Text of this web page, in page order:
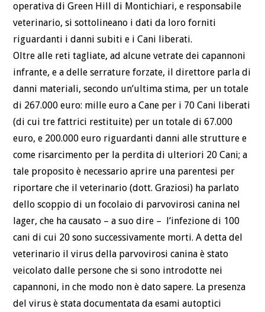
operativa di Green Hill di Montichiari, e responsabile
veterinario, si sottolineano i dati da loro forniti
riguardanti i danni subiti e i Cani liberati.
Oltre alle reti tagliate, ad alcune vetrate dei capannoni
infrante, e a delle serrature forzate, il direttore parla di
danni materiali, secondo un’ultima stima, per un totale
di 267.000 euro: mille euro a Cane per i 70 Cani liberati
(di cui tre fattrici restituite) per un totale di 67.000
euro, e 200.000 euro riguardanti danni alle strutture e
come risarcimento per la perdita di ulteriori 20 Cani; a
tale proposito è necessario aprire una parentesi per
riportare che il veterinario (dott. Graziosi) ha parlato
dello scoppio di un focolaio di parvovirosi canina nel
lager, che ha causato – a suo dire – l’infezione di 100
cani di cui 20 sono successivamente morti. A detta del
veterinario il virus della parvovirosi canina è stato
veicolato dalle persone che si sono introdotte nei
capannoni, in che modo non è dato sapere. La presenza
del virus è stata documentata da esami autoptici